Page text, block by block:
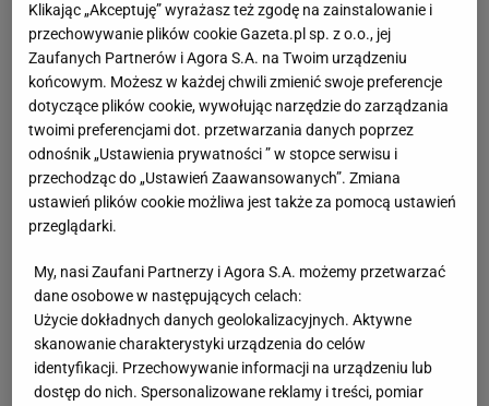
Klikając „Akceptuję” wyrażasz też zgodę na zainstalowanie i
przechowywanie plików cookie Gazeta.pl sp. z o.o., jej
Zaufanych Partnerów i Agora S.A. na Twoim urządzeniu
końcowym. Możesz w każdej chwili zmienić swoje preferencje
dotyczące plików cookie, wywołując narzędzie do zarządzania
twoimi preferencjami dot. przetwarzania danych poprzez
odnośnik „Ustawienia prywatności ” w stopce serwisu i
przechodząc do „Ustawień Zaawansowanych”. Zmiana
ustawień plików cookie możliwa jest także za pomocą ustawień
przeglądarki.
My, nasi Zaufani Partnerzy i Agora S.A. możemy przetwarzać
dane osobowe w następujących celach:
Użycie dokładnych danych geolokalizacyjnych. Aktywne
skanowanie charakterystyki urządzenia do celów
identyfikacji. Przechowywanie informacji na urządzeniu lub
dostęp do nich. Spersonalizowane reklamy i treści, pomiar